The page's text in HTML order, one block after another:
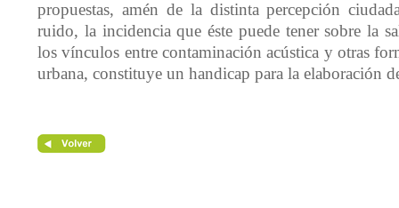
propuestas, amén de la distinta percepción
ruido, la incidencia que éste puede tener sobre la
los vínculos entre contaminación acústica y otras
urbana, constituye un handicap para la elaboración